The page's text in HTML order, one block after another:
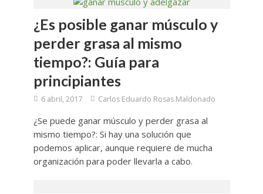
¿Es posible ganar músculo y
perder grasa al mismo
tiempo?: Guía para
principiantes
6 abril, 2017 Carlos Eduardo Rosas Maldonado
¿Se puede ganar músculo y perder grasa al
mismo tiempo?: Si hay una solución que
podemos aplicar, aunque requiere de mucha
organización para poder llevarla a cabo.